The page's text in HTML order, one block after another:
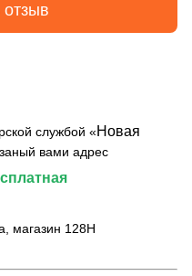
отзыв
службой «Новая
вами адрес
магазин 128Н